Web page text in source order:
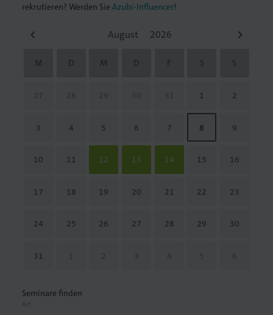
rekrutieren? Werden SieAzubi-Influencer!
keyboard_arrow_left keyboard_arrow_right
M D M D F S S
1 2
3 4 5 6 7 8 9
10 11 12 13 14 15 16
17 18 19 20 21 22 23
24 25 26 27 28 29 30
31
Seminare finden
Art